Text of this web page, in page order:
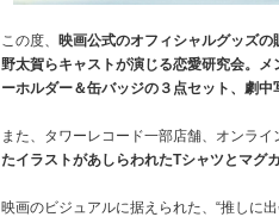
この度、 映画公式のオフィシャルグッズの
野太賀らキャストが演じる恋愛研究会。
ーホルダー＆缶バッジの３点セット、劇
また、タワーレコード一部店舗、オンライ
たイラストがあしらわれたTシャツとマグ
映画のビジュアルに据えられた、“推しに